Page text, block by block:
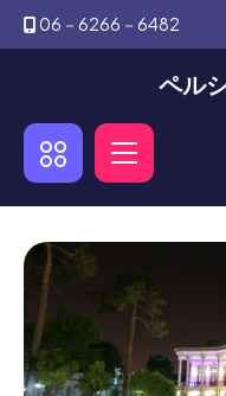
06－6266－6482
ペル